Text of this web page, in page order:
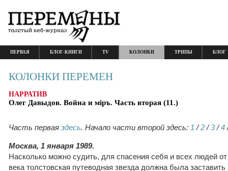
ПЕРВАЯ БЛОГ-КНИГИ TV КОЛОНКИ ТРИПЫ БЛОГ
КОЛОНКИ ПЕРЕМЕН
НАРРАТИВ
Олег Давыдов. Война и мiръ. Часть вторая (11.)
Часть первая здесь. Начало части второй здесь: 1 /2/3/4
Москва, 1 января 1989.
Насколько можно судить, для спасения себя и всех людей
века толстовская путеводная звезда должна была